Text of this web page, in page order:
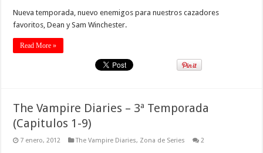
Nueva temporada, nuevo enemigos para nuestros cazadores
favoritos, Dean y Sam Winchester.
Read More »
The Vampire Diaries – 3ª Temporada
(Capitulos 1-9)
7 enero, 2012 The Vampire Diaries, Zona de Series 2